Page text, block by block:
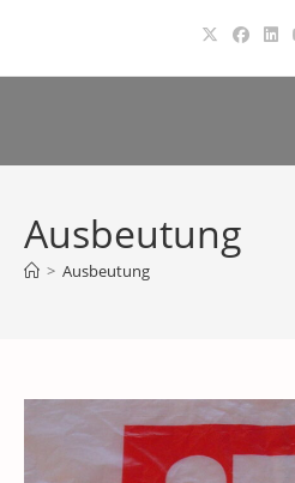
springen
Ausbeutung
> Ausbeutung